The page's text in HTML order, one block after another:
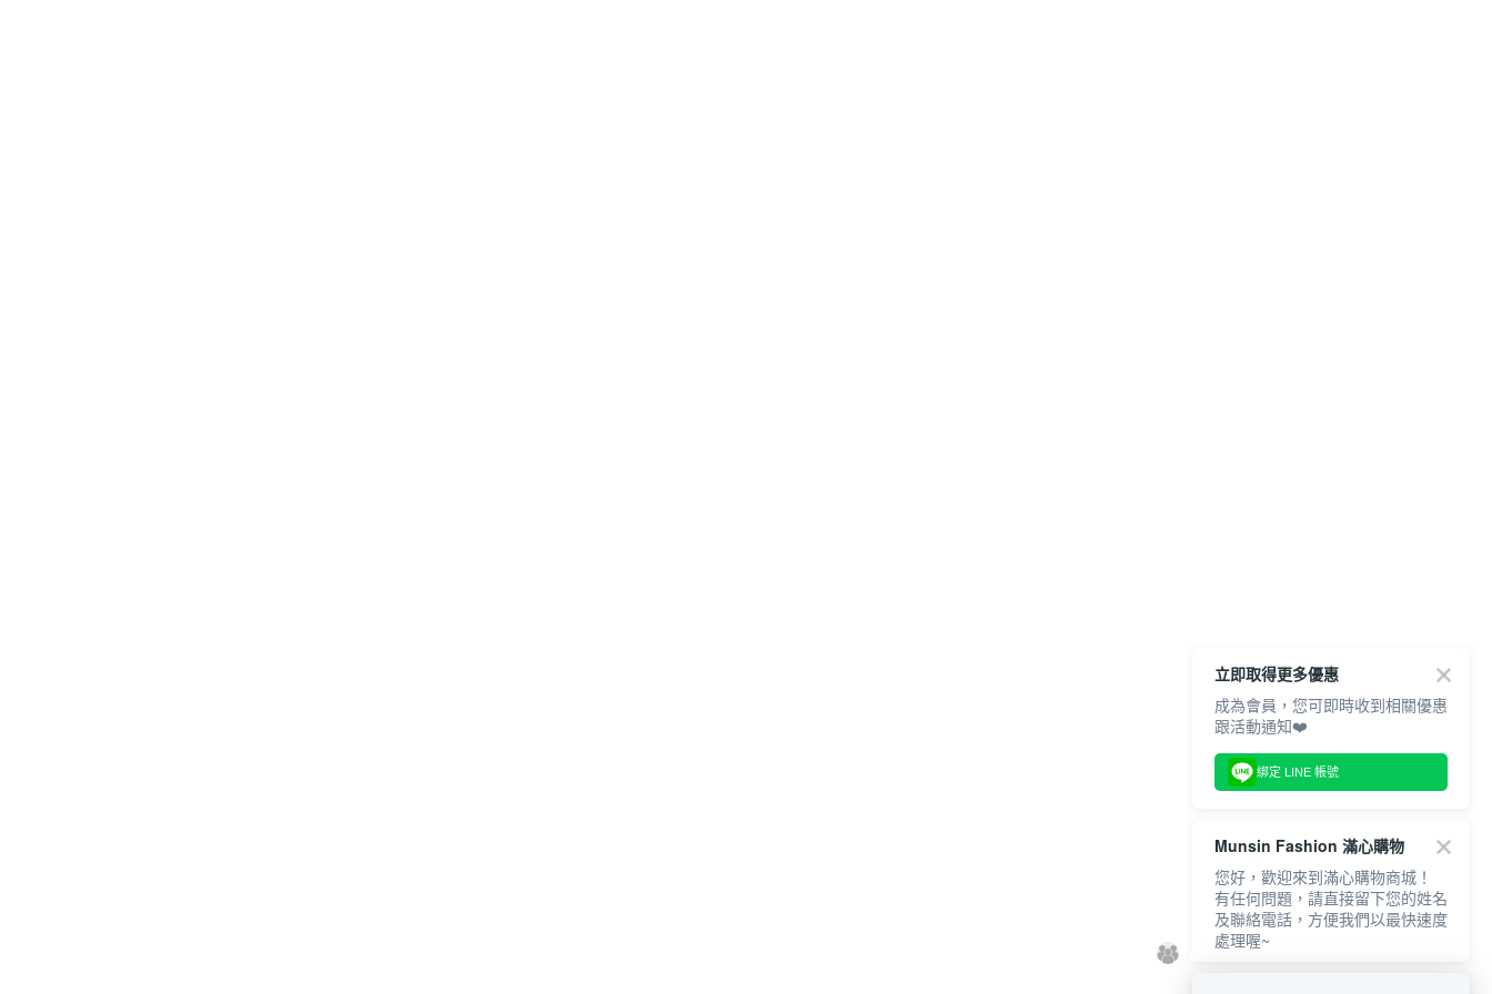
立即取得更多優惠
成為會員，您可即時收到相關優惠
跟活動通知❤️
綁定 LINE 帳號
Munsin Fashion 滿心購物
您好，歡迎來到滿心購物商城！
有任何問題，請直接留下您的姓名
及聯絡電話，方便我們以最快速度
處理喔~